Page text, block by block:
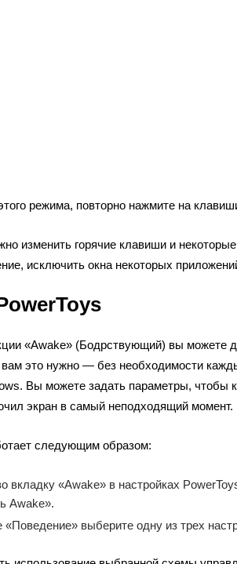
режима, повторно нажмите на
изменить горячие клавиши и
исключить окна некоторых
«Awake» (Бодрствующий) вы можете
вам это нужно — без необходимости
Вы можете задать параметры,
экран в самый неподходящий момент.
следующим образом:
вкладку «Awake» в настройках
Awake».
«Поведение» выберите одну из трех